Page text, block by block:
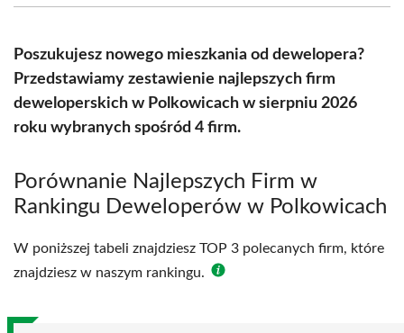
(Twitter)
Poszukujesz nowego mieszkania od dewelopera?
Przedstawiamy zestawienie najlepszych firm
deweloperskich w Polkowicach w sierpniu 2026
roku wybranych spośród 4 firm.
Porównanie Najlepszych Firm w
Rankingu Deweloperów w Polkowicach
W poniższej tabeli znajdziesz TOP 3 polecanych firm, które
znajdziesz w naszym rankingu.